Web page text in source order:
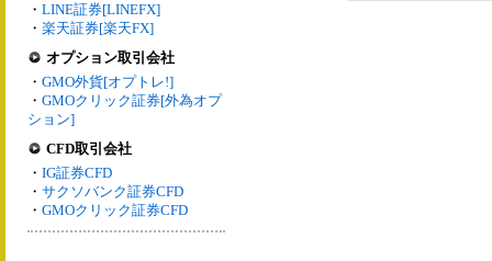
・ LINE証券[LINEFX]
・ 楽天証券[楽天FX]
オプション取引会社
・ GMO外貨[オプトレ!]
・ GMOクリック証券[外為オプ
ション]
CFD取引会社
・ IG証券CFD
・ サクソバンク証券CFD
・ GMOクリック証券CFD